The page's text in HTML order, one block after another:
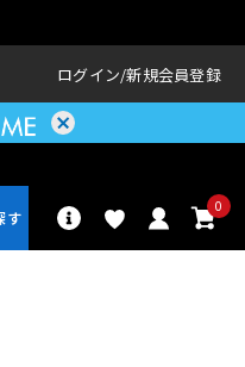
ログイン 新規会員登録
0